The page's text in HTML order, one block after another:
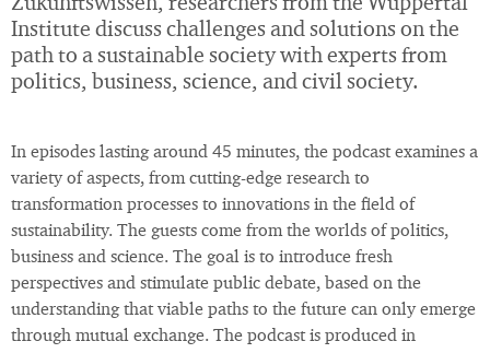
Zukunftswissen, researchers from the Wuppertal
Institute discuss challenges and solutions on the
path to a sustainable society with experts from
politics, business, science, and civil society.
In episodes lasting around 45 minutes, the podcast examines a
variety of aspects, from cutting-edge research to
transformation processes to innovations in the field of
sustainability. The guests come from the worlds of politics,
business and science. The goal is to introduce fresh
perspectives and stimulate public debate, based on the
understanding that viable paths to the future can only emerge
through mutual exchange. The podcast is produced in